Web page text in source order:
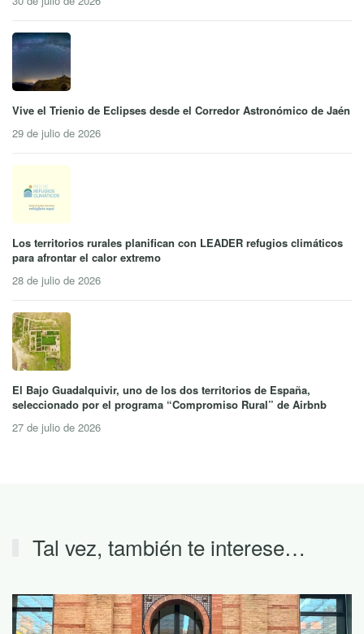
Vive el Trienio de Eclipses desde el Corredor Astronómico de Jaén
29 de julio de 2026
Los territorios rurales planifican con LEADER refugios climáticos
para afrontar el calor extremo
28 de julio de 2026
El Bajo Guadalquivir, uno de los dos territorios de España,
seleccionado por el programa “Compromiso Rural” de Airbnb
27 de julio de 2026
Tal vez, también te interese…